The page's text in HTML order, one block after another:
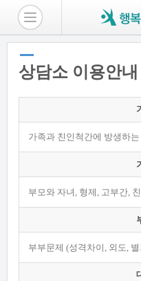
상담소 이용안내
가족과 친인척간에 방생하
부모와 자녀, 형제, 고부간,
부부문제 (성격차이, 외도,